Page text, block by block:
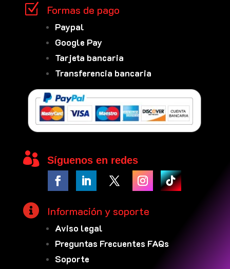
Z Formas de pago
Paypal
Google Pay
Tarjeta bancaria
Transferencia bancaria
 Síguenos en redes
 Información y soporte
Aviso legal
Preguntas Frecuentes FAQs
Soporte